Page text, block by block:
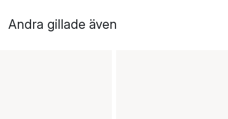
Andra gillade även